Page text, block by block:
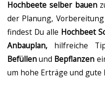
Hochbeete selber bauen
der Planung,
findest Du alle Hochbeet
Anbauplan, hilfreiche
Befüllenund Bepflanzen
um hohe Erträge und